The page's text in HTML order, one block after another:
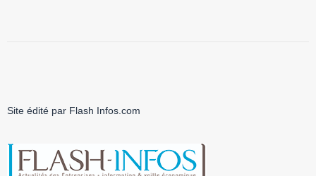
Site édité par Flash Infos.com